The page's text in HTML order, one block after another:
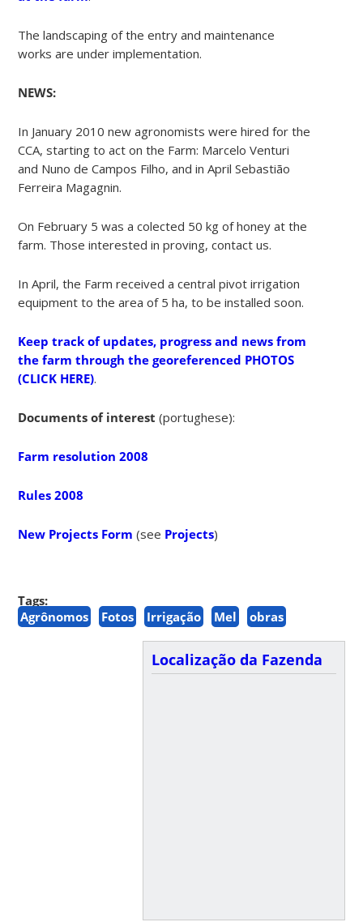
The landscaping of the entry and maintenance
works are under implementation.
NEWS:
In January 2010 new agronomists were hired for the
CCA, starting to act on the Farm: Marcelo Venturi
and Nuno de Campos Filho, and in April Sebastião
Ferreira Magagnin.
On February 5 was a colected 50 kg of honey at the
farm. Those interested in proving, contact us.
In April, the Farm received a central pivot irrigation
equipment to the area of 5 ha, to be installed soon.
Keep track of updates, progress and news from
the farm through the georeferenced PHOTOS
(CLICK HERE).
Documents of interest (portughese):
Farm resolution 2008
Rules 2008
New Projects Form (see Projects)
Tags:
Agrônomos
Fotos Irrigação Mel obras
Localização da Fazenda